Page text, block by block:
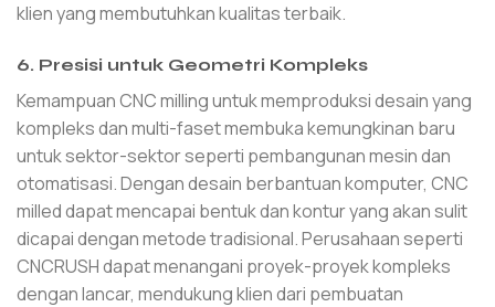
klien yang membutuhkan kualitas terbaik.
6. Presisi untuk Geometri Kompleks
Kemampuan CNC milling untuk memproduksi desain yang
kompleks dan multi-faset membuka kemungkinan baru
untuk sektor-sektor seperti pembangunan mesin dan
otomatisasi. Dengan desain berbantuan komputer, CNC
milled dapat mencapai bentuk dan kontur yang akan sulit
dicapai dengan metode tradisional. Perusahaan seperti
CNCRUSH dapat menangani proyek-proyek kompleks
dengan lancar, mendukung klien dari pembuatan